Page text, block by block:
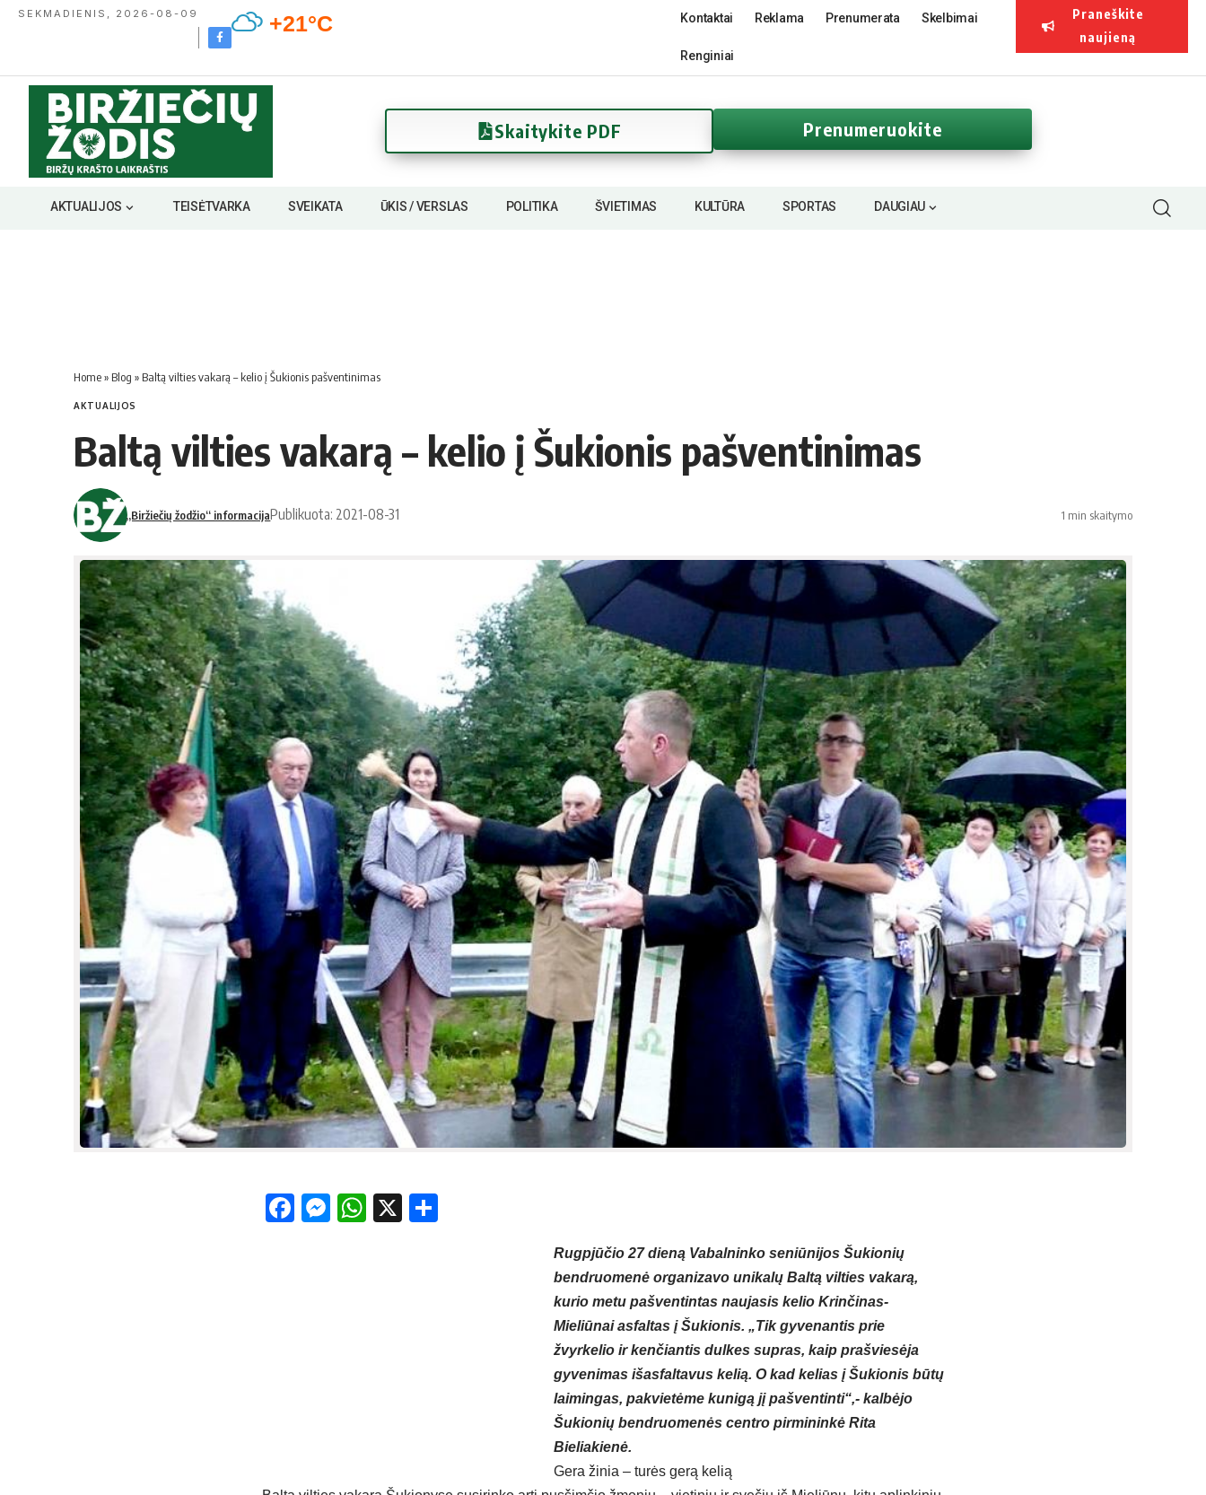
SEKMADIENIS, 2026-08-09 +21°C Kontaktai Reklama Prenumerata Skelbimai
Renginiai
Praneškite
naujieną
Skaitykite PDF Prenumeruokite
AKTUALIJOS TEISĖTVARKA SVEIKATA ŪKIS / VERSLAS POLITIKA ŠVIETIMAS KULTŪRA SPORTAS DAUGIAU
Home» Blog » Baltą vilties vakarą – kelio į Šukionis pašventinimas
AKTUALIJOS
Baltą vilties vakarą – kelio į Šukionis pašventinimas
„Biržiečių žodžio“ informacijaPublikuota: 2021-08-31 1 min skaitymo
Facebook
Messenger
WhatsApp
X
Rugpjūčio 27 dieną Vabalninko seniūnijos Šukionių
bendruomenė organizavo unikalų Baltą vilties vakarą,
kurio metu pašventintas naujasis kelio Krinčinas-
Mieliūnai asfaltas į Šukionis. „Tik gyvenantis prie
žvyrkelio ir kenčiantis dulkes supras, kaip prašviesėja
gyvenimas išasfaltavus kelią. O kad kelias į Šukionis būtų
laimingas, pakvietėme kunigą jį pašventinti“,- kalbėjo
Šukionių bendruomenės centro pirmininkė Rita
Bieliakienė.
Gera žinia – turės gerą kelią